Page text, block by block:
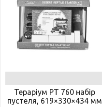
Тераріум PT 760 набір
пустеля, 619×330×434 мм